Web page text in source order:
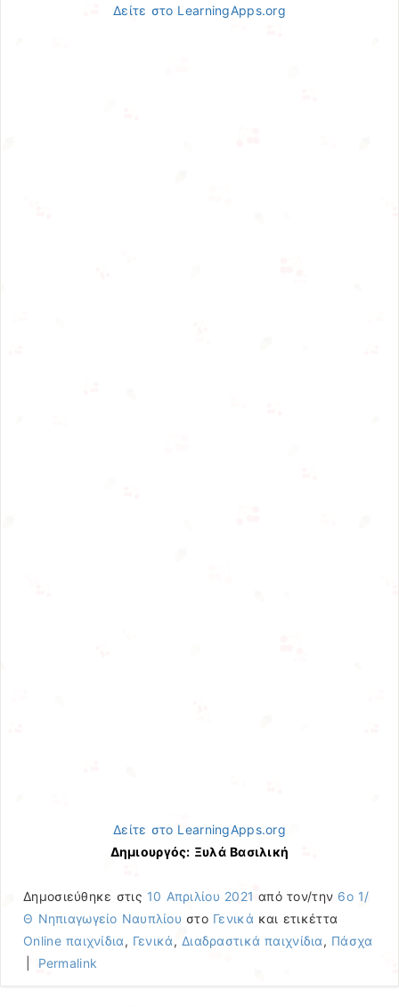
Δείτε στο LearningApps.org
Δείτε στο LearningApps.org
Δημιουργός: Ξυλά Βασιλική
Δημοσιεύθηκε στις 10 Απριλίου 2021 από τον/την 6ο 1/
Θ Νηπιαγωγείο Ναυπλίου στο Γενικά και ετικέττα
Online παιχνίδια, Γενικά, Διαδραστικά παιχνίδια, Πάσχα
Permalink